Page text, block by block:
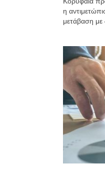
η
μετάβαση με